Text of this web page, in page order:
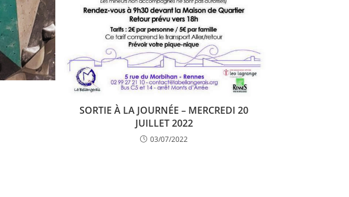
SORTIE À LA JOURNÉE – MERCREDI 20
JUILLET 2022
03/07/2022